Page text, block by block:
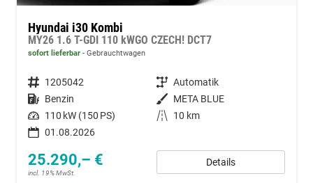
Hyundai i30 Kombi
MY26 1.6 T-GDI 110 kWGO CZECH! DCT7
sofort lieferbar Gebrauchtwagen
Fahrzeugnummer 1205042 Getriebe Automatik
Kraftstoff Benzin Außenfarbe META BLUE
Leistung 110 kW (150 PS) Kilometerstand
10 km
01.08.2026
25.290,– €
incl. 19% MwSt.
Details